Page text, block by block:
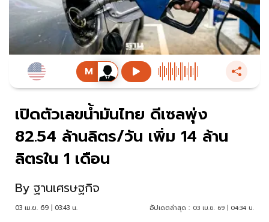
เปิดตัวเลขน้ำมันไทย ดีเซลพุ่ง
82.54 ล้านลิตร/วัน เพิ่ม 14 ล้าน
ลิตรใน 1 เดือน
By ฐานเศรษฐกิจ
03 เม.ย. 69 | 03:43 น. อัปเดตล่าสุด : 03 เม.ย. 69 | 04:34 น.